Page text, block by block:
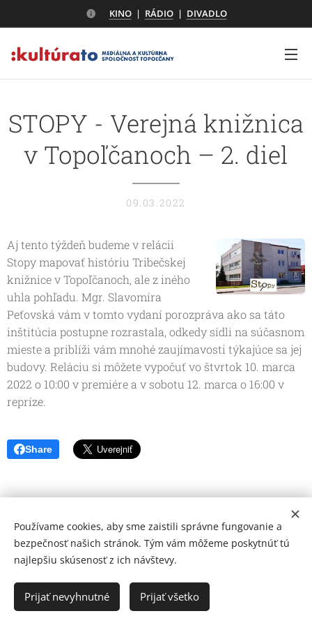
KINO| RÁDIO| DIVADLO
STOPY - Verejná knižnica
v Topoľčanoch – 2. diel
09.03.2022
Aj tento týždeň budeme v relácii
Stopy mapovať históriu Tribečskej
knižnice v Topoľčanoch, ale z iného
uhla pohľadu. Mgr. Slavomíra
Peťovská vám v tomto vydaní porozpráva ako sa táto
inštitúcia postupne rozrastala, odkedy sídli na súčasnom
mieste a priblíži vám mnohé zaujímavosti týkajúce sa jej
budovy. Reláciu si môžete vypočuť vo štvrtok 10. marca
2022 o 10:00 v premiére a v sobotu 12. marca o 16:00 v
repríze.
Share
© 2026 Mediálna a kultúrna spoločnosť Topoľčany, s.r.o.
Ochrana osobných údajov
www.kulturato.sk
Cookies
Používame cookies, aby sme zaistili správne fungovanie a
bezpečnosť našich stránok. Tým vám môžeme poskytnúť tú
najlepšiu skúsenosť z ich návštevy.
Prijať nevyhnutné Prijať všetko